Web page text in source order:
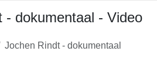
- dokumentaal - Video
Jochen Rindt - dokumentaal